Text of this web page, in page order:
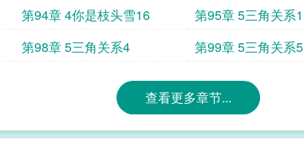
第94章 4你是枝头雪16 第95章 5三角关系1
第98章 5三角关系4 第99章 5三角关系5
查看更多章节...